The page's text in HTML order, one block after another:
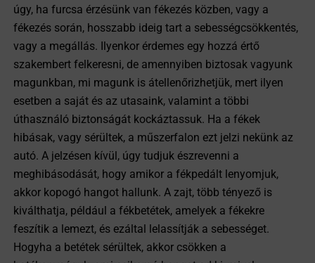
úgy, ha furcsa érzésünk van fékezés közben, vagy a
fékezés során, hosszabb ideig tart a sebességcsökkentés,
vagy a megállás. Ilyenkor érdemes egy hozzá értő
szakembert felkeresni, de amennyiben biztosak vagyunk
magunkban, mi magunk is átellenőrizhetjük, mert ilyen
esetben a saját és az utasaink, valamint a többi
úthasználó biztonságát kockáztassuk. Ha a fékek
hibásak, vagy sérültek, a műszerfalon ezt jelzi nekünk az
autó. A jelzésen kívül, úgy tudjuk észrevenni a
meghibásodását, hogy amikor a fékpedált lenyomjuk,
akkor kopogó hangot hallunk. A zajt, több tényező is
kiválthatja, például a fékbetétek, amelyek a fékekre
feszítik a lemezt, és ezáltal lelassítják a sebességet.
Hogyha a betétek sérültek, akkor csökken a